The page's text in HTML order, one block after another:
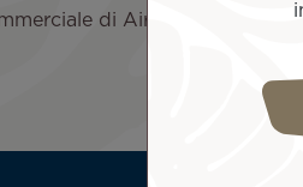
di Air Tahiti Nui